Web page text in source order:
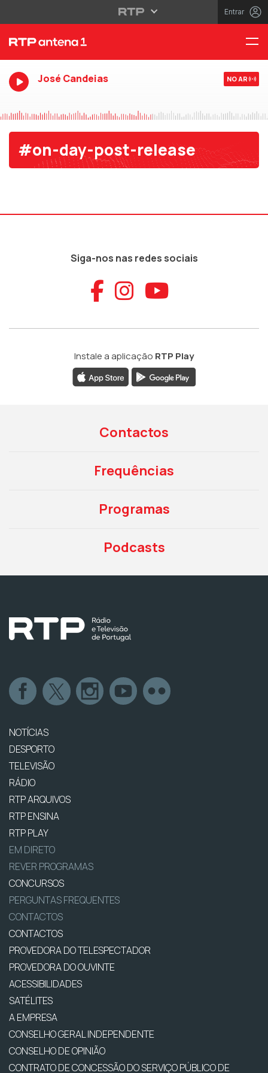
Entrar
José Candeias NO AR
#on-day-post-release
Siga-nos nas redes sociais
Aceder ao
Aceder ao
Aceder
Instale a aplicação RTP Play
Contactos
Frequências
Programas
Podcasts
NOTÍCIAS
DESPORTO
TELEVISÃO
RÁDIO
RTP ARQUIVOS
RTP ENSINA
RTP PLAY
EM DIRETO
REVER PROGRAMAS
CONCURSOS
PERGUNTAS FREQUENTES
CONTACTOS
CONTACTOS
PROVEDORA DO TELESPECTADOR
PROVEDORA DO OUVINTE
ACESSIBILIDADES
SATÉLITES
A EMPRESA
CONSELHO GERAL INDEPENDENTE
CONSELHO DE OPINIÃO
CONTRATO DE CONCESSÃO DO SERVIÇO PÚBLICO DE